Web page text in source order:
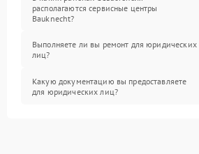
располагаются сервисные центры
Bauknecht?
Выполняете ли вы ремонт для юридических
лиц?
Какую документацию вы предоставляете
для юридических лиц?